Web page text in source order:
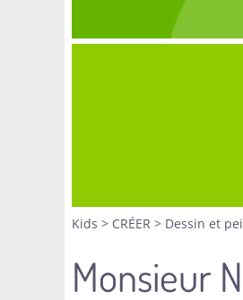
Kids > CRÉER > Dessin et
Monsieur